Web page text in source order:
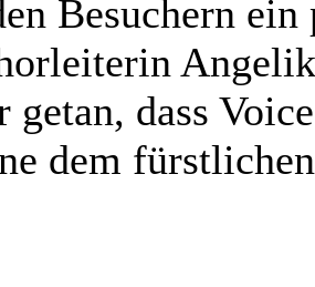
Besuchern
getan, dass
dem